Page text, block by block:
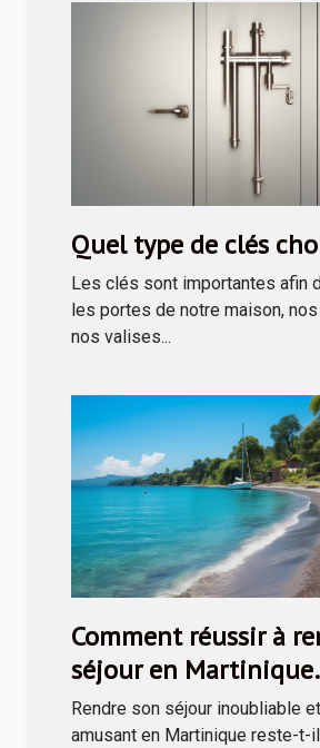
Quel type de clés
Les clés sont importantes afin
les portes de notre maison,
nos valises...
Comment réussir à
séjour en Martinique
inoubliable ?
Rendre son séjour inoubliable
amusant en Martinique reste-t-